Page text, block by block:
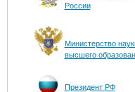
России
Министерство
высшего
Президент РФ